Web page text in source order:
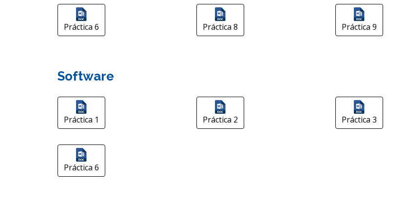
Práctica 6 Práctica 8 Práctica 9
Software
Práctica 1 Práctica 2 Práctica 3
Práctica 6